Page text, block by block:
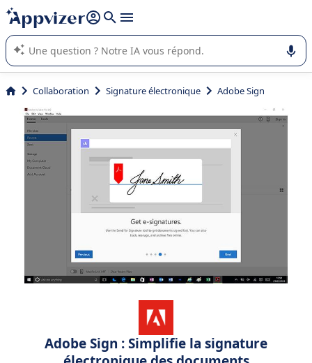
répondre (plusieurs lignes avec
L'IA de Appvizer vous guide dans l'utilisation ou la sélection de
logiciel SaaS en entreprise.
Collaboration Signature électronique Adobe Sign
Adobe Sign : Simplifie la signature